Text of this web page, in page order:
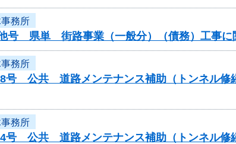
務所
他号 県単 街路事業（一般分）（債務）工事に
務所
8号 公共 道路メンテナンス補助（トンネル修
務所
4号 公共 道路メンテナンス補助（トンネル修